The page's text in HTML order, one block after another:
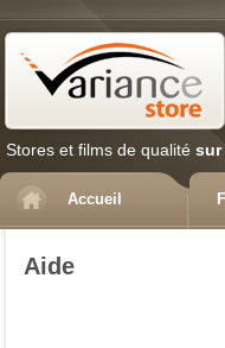
Stores et films de qualité sur
Accueil
Aide